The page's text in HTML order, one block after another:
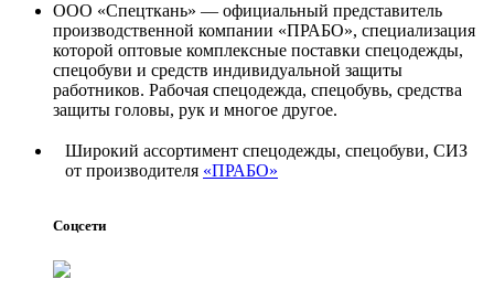
ООО «Спецткань» — официальный представитель
производственной компании «ПРАБО», специализация
которой оптовые комплексные поставки спецодежды,
спецобуви и средств индивидуальной защиты
работников. Рабочая спецодежда, спецобувь, средства
защиты головы, рук и многое другое.
Широкий ассортимент спецодежды, спецобуви, СИЗ
от производителя «ПРАБО»
Соцсети